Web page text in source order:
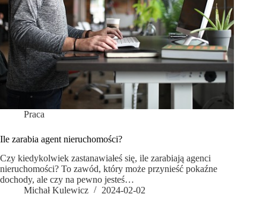
Praca
Ile zarabia agent nieruchomości?
Czy kiedykolwiek zastanawiałeś się, ile zarabiają agenci
nieruchomości? To zawód, który może przynieść pokaźne
dochody, ale czy na pewno jesteś…
Michał Kulewicz
2024-02-02